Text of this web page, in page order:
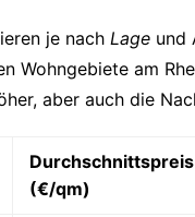
je nach Lage und
Wohngebiete am
aber auch die
Durchschnittspreis
(€/qm)